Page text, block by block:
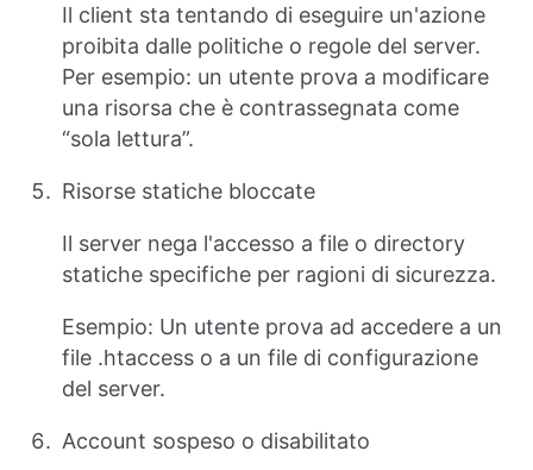
Il client sta tentando di eseguire un'azione
proibita dalle politiche o regole del server.
Per esempio: un utente prova a modificare
una risorsa che è contrassegnata come
“sola lettura”.
Risorse statiche bloccate
Il server nega l'accesso a file o directory
statiche specifiche per ragioni di sicurezza.
Esempio: Un utente prova ad accedere a un
file .htaccess o a un file di configurazione
del server.
Account sospeso o disabilitato